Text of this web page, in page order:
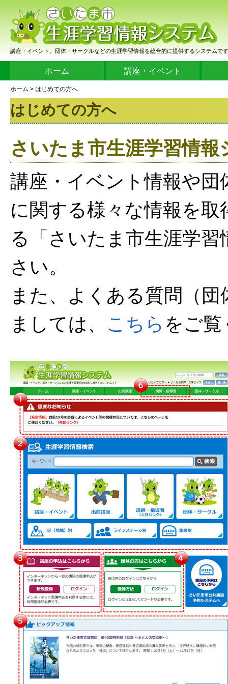
講座・イベント、団体・サークルなどの生涯学習情報を総合的に提供するシステムです
ホーム 講座・イベント
ホーム > はじめての方へ
はじめての方へ
さいたま市生涯学習情報
講座・イベント情報や
に関する様々な情報を
る「さいたま市生涯学
さい。
また、よくある質問（
ましては、 こちら をご